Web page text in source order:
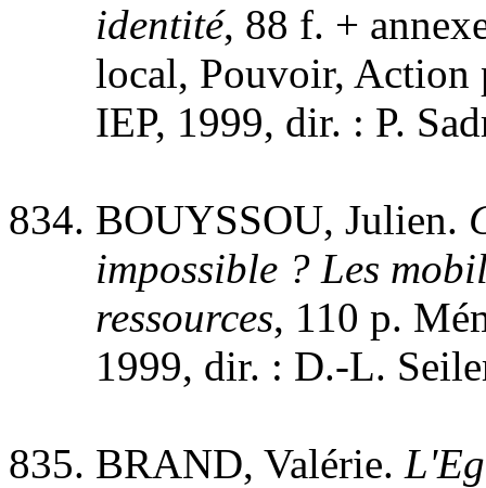
identité, 88 f. +
local, Pouvoir, Action
IEP, 1999, dir. : P.
BOUYSSOU, Julien.
impossible ? Les
ressources, 110 p.
1999, dir. : D.-L.
BRAND, Valérie.